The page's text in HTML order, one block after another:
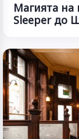
Магията на
Sleeper до